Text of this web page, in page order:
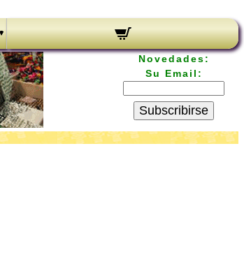
Novedades:
Su Email:
Subscribirse